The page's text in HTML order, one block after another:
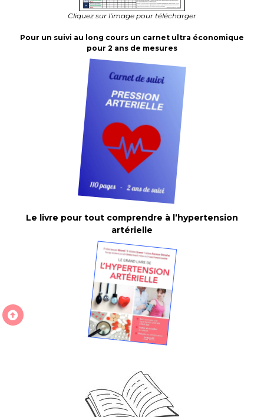
Cliquez sur l'image pour télécharger
Pour un suivi au long cours un carnet ultra économique
pour 2 ans de mesures
Le livre pour tout comprendre à l’hypertension
artérielle